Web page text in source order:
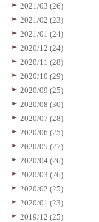
2021/03 (26)
2021/02 (23)
2021/01 (24)
2020/12 (24)
2020/11 (28)
2020/10 (29)
2020/09 (25)
2020/08 (30)
2020/07 (28)
2020/06 (25)
2020/05 (27)
2020/04 (26)
2020/03 (26)
2020/02 (25)
2020/01 (23)
2019/12 (25)